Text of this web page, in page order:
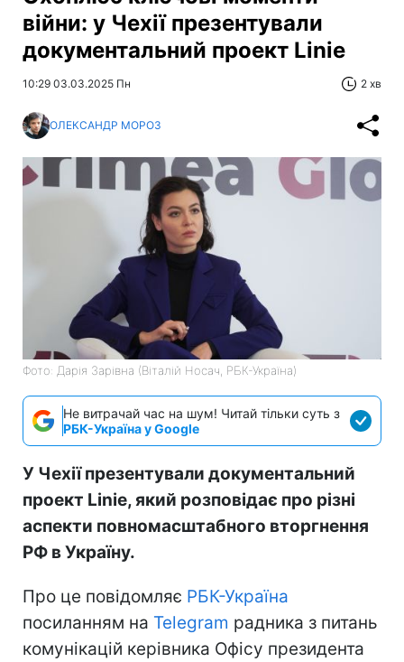
війни: у Чехії презентували
документальний проект Linie
10:29 03.03.2025 Пн 2 хв
ОЛЕКСАНДР МОРОЗ
Фото: Дарія Зарівна (Віталій Носач, РБК-Україна)
Не витрачай час на шум! Читай тільки суть з
РБК-Україна у Google
У Чехії презентували документальний
проект Linie, який розповідає про різні
аспекти повномасштабного вторгнення
РФ в Україну.
Про це повідомляє РБК-Україна
посиланням на Telegram радника з питань
комунікацій керівника Офісу президента